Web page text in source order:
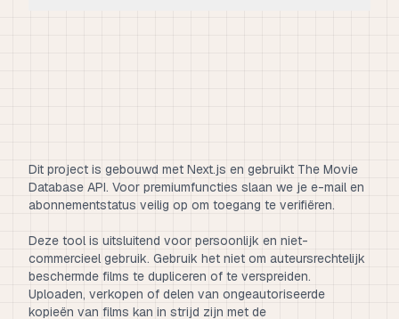
Dit project is gebouwd met Next.js en gebruikt The Movie
Database API. Voor premiumfuncties slaan we je e-mail en
abonnementstatus veilig op om toegang te verifiëren.
Deze tool is uitsluitend voor persoonlijk en niet-
commercieel gebruik. Gebruik het niet om auteursrechtelijk
beschermde films te dupliceren of te verspreiden.
Uploaden, verkopen of delen van ongeautoriseerde
kopieën van films kan in strijd zijn met de